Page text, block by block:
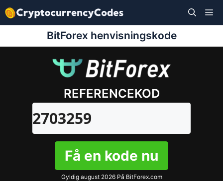
Hop
til
BitForex henvisningskode
REFERENCEKOD
2703259
Få en kode nu
Gyldig august 2026 På BitForex.com